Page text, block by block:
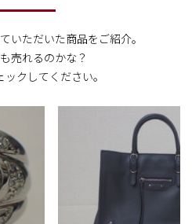
いただいた商品をご紹介。
売れるのかな？
クしてください。